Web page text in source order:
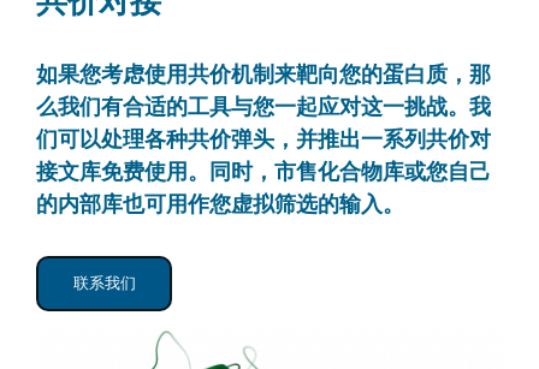
如果您考虑使用共价机制来靶向您的蛋白质，那
么我们有合适的工具与您一起应对这一挑战。我
们可以处理各种共价弹头，并推出一系列共价对
接文库免费使用。同时，市售化合物库或您自己
的内部库也可用作您虚拟筛选的输入。
联系我们